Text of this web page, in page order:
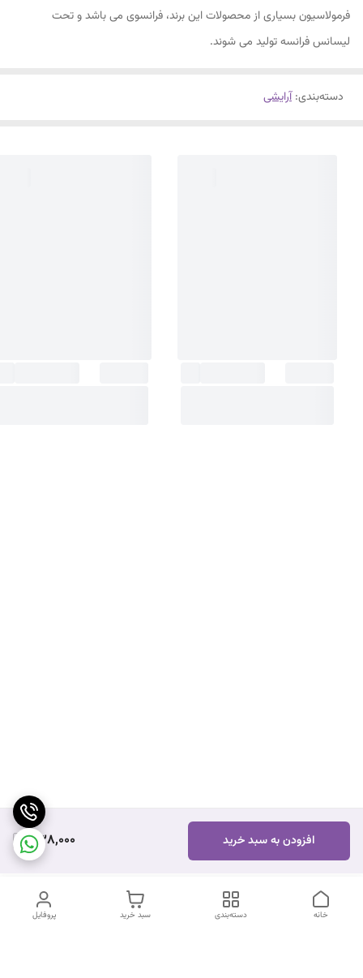
338,000 افزودن به سبد خرید
فرمولاسیون بسیاری از محصولات این برند، فرانسوی می باشد و تحت
لیسانس فرانسه تولید می شوند.
دسته‌بندی:آرایشی
پروفایل سبد خرید دسته‌بندی خانه